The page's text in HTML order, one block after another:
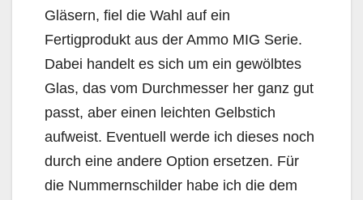
Gläsern, fiel die Wahl auf ein
Fertigprodukt aus der Ammo MIG Serie.
Dabei handelt es sich um ein gewölbtes
Glas, das vom Durchmesser her ganz gut
passt, aber einen leichten Gelbstich
aufweist. Eventuell werde ich dieses noch
durch eine andere Option ersetzen. Für
die Nummernschilder habe ich die dem